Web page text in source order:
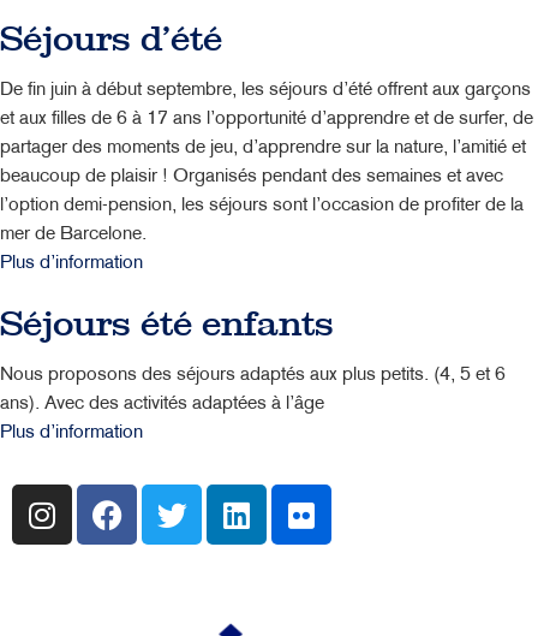
Séjours d’été
De fin juin à début septembre, les séjours d’été offrent aux garçons
et aux filles de 6 à 17 ans l’opportunité d’apprendre et de surfer, de
partager des moments de jeu, d’apprendre sur la nature, l’amitié et
beaucoup de plaisir ! Organisés pendant des semaines et avec
l’option demi-pension, les séjours sont l’occasion de profiter de la
mer de Barcelone.
Plus d’information
Séjours été enfants
Nous proposons des séjours adaptés aux plus petits. (4, 5 et 6
ans). Avec des activités adaptées à l’âge
Plus d’information